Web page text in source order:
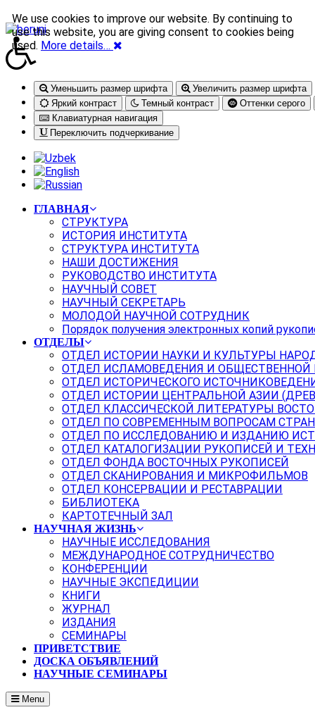
Уменьшить размер шрифта
Увеличить размер шрифта
Яркий контраст
Темный контраст
Оттенки серого
Клавиатурная навигация
Переключить подчеркивание
ГЛАВНАЯ
СТРУКТУРА
ИСТОРИЯ ИНСТИТУТА
СТРУКТУРА ИНСТИТУТА
НАШИ ДОСТИЖЕНИЯ
РУКОВОДСТВО ИНСТИТУТА
НАУЧНЫЙ СОВЕТ
НАУЧНЫЙ СЕКРЕТАРЬ
МОЛОДОЙ НАУЧНОЙ СОТРУДНИК
Порядок получения электронных копий
ОТДЕЛЫ
ОТДЕЛ ИСТОРИИ НАУКИ И КУЛЬТУРЫ
ОТДЕЛ ИСЛАМОВЕДЕНИЯ И
ОТДЕЛ ИСТОРИЧЕСКОГО
ОТДЕЛ ИСТОРИИ ЦЕНТРАЛЬНОЙ АЗИИ
ОТДЕЛ КЛАССИЧЕСКОЙ ЛИТЕРАТУРЫ
ОТДЕЛ ПО СОВРЕМЕННЫМ ВОПРОСАМ
ОТДЕЛ ПО ИССЛЕДОВАНИЮ И ИЗДАНИЮ
ОТДЕЛ КАТАЛОГИЗАЦИИ РУКОПИСЕЙ И
ОТДЕЛ ФОНДА ВОСТОЧНЫХ РУКОПИСЕЙ
ОТДЕЛ СКАНИРОВАНИЯ И МИКРОФИЛЬМОВ
ОТДЕЛ КОНСЕРВАЦИИ И РЕСТАВРАЦИИ
БИБЛИОТЕКА
КАРТОТЕЧНЫЙ ЗАЛ
НАУЧНАЯ ЖИЗНЬ
НАУЧНЫЕ ИССЛЕДОВАНИЯ
МЕЖДУНАРОДНОЕ СОТРУДНИЧЕСТВО
КОНФЕРЕНЦИИ
НАУЧНЫЕ ЭКСПЕДИЦИИ
КНИГИ
ЖУРНАЛ
ИЗДАНИЯ
СЕМИНАРЫ
ПРИВЕТСТВИЕ
ДОСКА ОБЪЯВЛЕНИЙ
НАУЧНЫЕ СЕМИНАРЫ
Menu
We use cookies to improve our website. By continuing to
use this website, you are giving consent to cookies being
used. More details…